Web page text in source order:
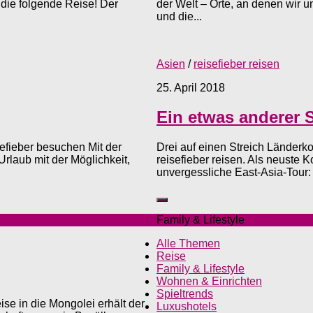
folgende Reise! Der
der Welt – Orte, an denen wir
und die...
besuchen Mit der
mit der Möglichkeit,
Asien / reisefieber reisen
25. April 2018
Ein etwas anderer
Drei auf einen Streich
reisefieber reisen. Als neuste
unvergessliche East-Asia-
in die Mongolei erhält der
Family & Lifestyle
Alle Themen
Reise
Family & Lifestyle
Wohnen & Einrichten
Spieltrends
Luxushotels